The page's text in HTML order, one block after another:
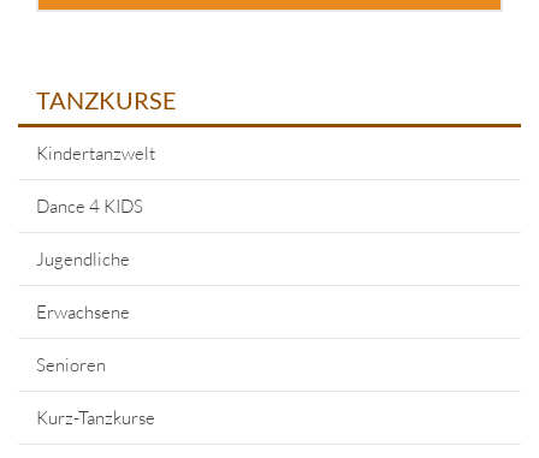
TANZKURSE
Kindertanzwelt
Dance 4 KIDS
Jugendliche
Erwachsene
Senioren
Kurz-Tanzkurse